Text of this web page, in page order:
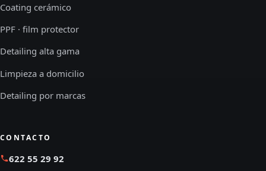
Coating cerámico
PPF · film protector
Detailing alta gama
Limpieza a domicilio
Detailing por marcas
CONTACTO
622 55 29 92